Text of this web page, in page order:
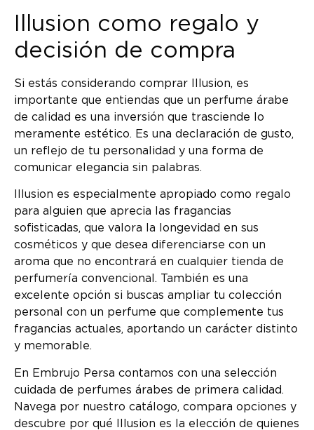
Illusion como regalo y
decisión de compra
Si estás considerando comprar Illusion, es
importante que entiendas que un perfume árabe
de calidad es una inversión que trasciende lo
meramente estético. Es una declaración de gusto,
un reflejo de tu personalidad y una forma de
comunicar elegancia sin palabras.
Illusion es especialmente apropiado como regalo
para alguien que aprecia las fragancias
sofisticadas, que valora la longevidad en sus
cosméticos y que desea diferenciarse con un
aroma que no encontrará en cualquier tienda de
perfumería convencional. También es una
excelente opción si buscas ampliar tu colección
personal con un perfume que complemente tus
fragancias actuales, aportando un carácter distinto
y memorable.
En Embrujo Persa contamos con una selección
cuidada de perfumes árabes de primera calidad.
Navega por nuestro catálogo, compara opciones y
descubre por qué Illusion es la elección de quienes